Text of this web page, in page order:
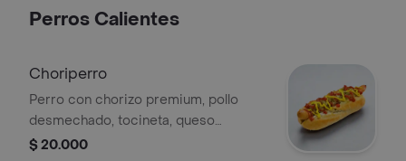
Perros Calientes
Choriperro
Perro con chorizo premium, pollo
desmechado, tocineta, queso
gratinado y papa francesa.
$ 20.000